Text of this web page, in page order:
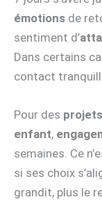
émotions de
sentiment d’
Dans certains
contact
Pour des projets
enfant,
semaines. Ce
si ses choix
grandit, plus le